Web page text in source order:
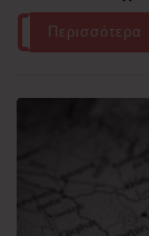
Περισσότερα